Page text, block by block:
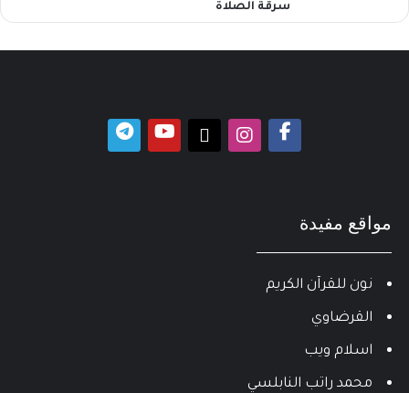
سرقة الصلاة
مواقع مفيدة
نون للقرآن الكريم
القرضاوي
اسلام ويب
محمد راتب النابلسي